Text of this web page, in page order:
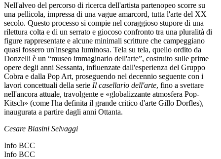
Nell'alveo del percorso di ricerca dell'artista partenopeo scorre su
una pellicola, impressa di una vague amarcord, tutta l'arte del XX
secolo. Questo processo si compie nel coraggioso stupore di una
rilettura colta e di un serrato e giocoso confronto tra una pluralità di
figure rappresentate e alcune minimali scritture che campeggiano
quasi fossero un'insegna luminosa. Tela su tela, quello ordito da
Donzelli è un “museo immaginario dell'arte”, costruito sulle prime
opere degli anni Sessanta, influenzate dall'esperienza del Gruppo
Cobra e dalla Pop Art, proseguendo nel decennio seguente con i
lavori concettuali della serie Il casellario dell'arte, fino a svettare
nell'ancora attuale, travolgente e «globalizzante atmosfera Pop-
Kitsch» (come l'ha definita il grande critico d'arte Gillo Dorfles),
inaugurata a partire dagli anni Ottanta.
Cesare Biasini Selvaggi
Info BCC
Info BCC